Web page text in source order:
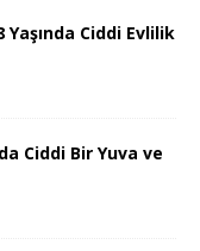
Ciddi Evlilik
Ciddi Bir Yuva ve